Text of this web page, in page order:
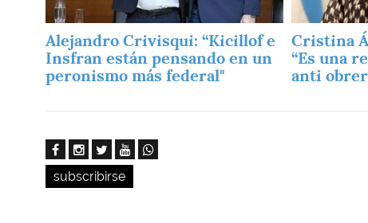
Alejandro Crivisqui: “Kicillof e
Insfran están pensando en un
peronismo más federal"
Cristina
“Es una
anti
subscribirse